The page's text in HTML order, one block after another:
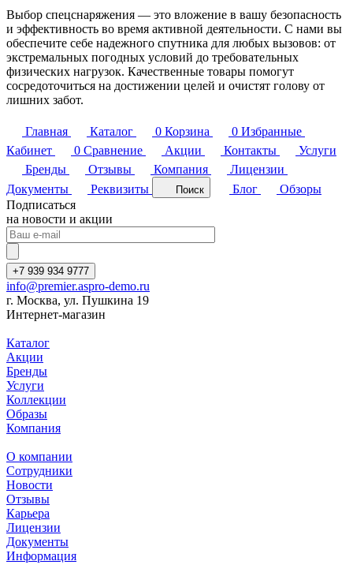
Выбор спецснаряжения — это вложение в вашу безопасность
и эффективность во время активной деятельности. С нами вы
обеспечите себе надежного спутника для любых вызовов: от
экстремальных погодных условий до требовательных
физических нагрузок. Качественные товары помогут
сосредоточиться на достижении целей и очистят голову от
лишних забот.
Главная Каталог 0 Корзина 0 Избранные
Кабинет
0 Сравнение Акции Контакты
Услуги
Бренды
Отзывы Компания
Лицензии
Документы
Реквизиты Поиск Блог
Обзоры
Подписаться
на новости и акции
+7 939 934 9777
info@premier.aspro-demo.ru
г. Москва, ул. Пушкина 19
Интернет-магазин
Каталог
Акции
Бренды
Услуги
Коллекции
Образы
Компания
О компании
Сотрудники
Новости
Отзывы
Карьера
Лицензии
Документы
Информация